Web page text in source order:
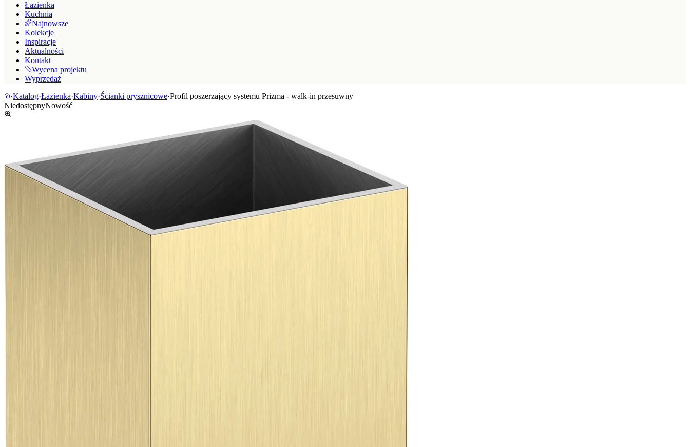
Łazienka
Kuchnia
Najnowsze
Kolekcje
Inspiracje
Aktualności
Kontakt
Wycena projektu
Wyprzedaż
·Katalog·Łazienka·Kabiny·Ścianki prysznicowe·Profil poszerzający systemu Prizma - walk-in przesuwny
NiedostępnyNowość